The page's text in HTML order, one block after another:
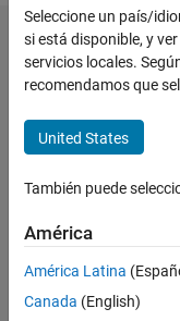
3
Use HTTPS and
Kevin Chng
Versión 1.0.0(1,05
Seleccione un país/
si está disponible, y
servicios locales.
recomendamos que
United States
También puede
América
América Latina
Canada (English)